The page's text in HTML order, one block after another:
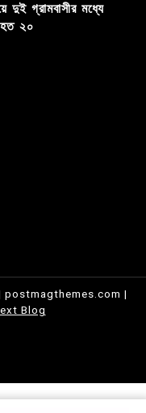
দুই গ্রামবাসীর মধ্যে
২০
postmagthemes.com |
Blog